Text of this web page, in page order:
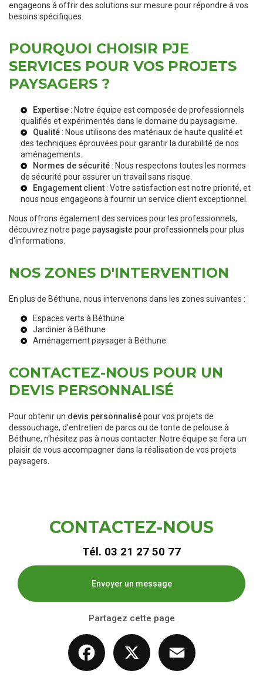
engageons à offrir des solutions sur mesure pour répondre à vos
besoins spécifiques.
POURQUOI CHOISIR PJE
SERVICES POUR VOS PROJETS
PAYSAGERS ?
Expertise : Notre équipe est composée de professionnels
qualifiés et expérimentés dans le domaine du paysagisme.
Qualité : Nous utilisons des matériaux de haute qualité et
des techniques éprouvées pour garantir la durabilité de nos
aménagements.
Normes de sécurité : Nous respectons toutes les normes
de sécurité pour assurer un travail sans risque.
Engagement client : Votre satisfaction est notre priorité, et
nous nous engageons à fournir un service client exceptionnel.
Nous offrons également des services pour les professionnels,
découvrez notre page paysagiste pour professionnels pour plus
d'informations.
NOS ZONES D'INTERVENTION
En plus de Béthune, nous intervenons dans les zones suivantes :
Espaces verts à Béthune
Jardinier à Béthune
Aménagement paysager à Béthune
CONTACTEZ-NOUS POUR UN
DEVIS PERSONNALISÉ
Pour obtenir un devis personnalisépour vos projets de
dessouchage, d'entretien de parcs ou de tonte de pelouse à
Béthune, n'hésitez pas à nous contacter. Notre équipe se fera un
plaisir de vous accompagner dans la réalisation de vos projets
paysagers.
CONTACTEZ-NOUS
Tél. 03 21 27 50 77
Envoyer un message
Partagez cette page
Facebook